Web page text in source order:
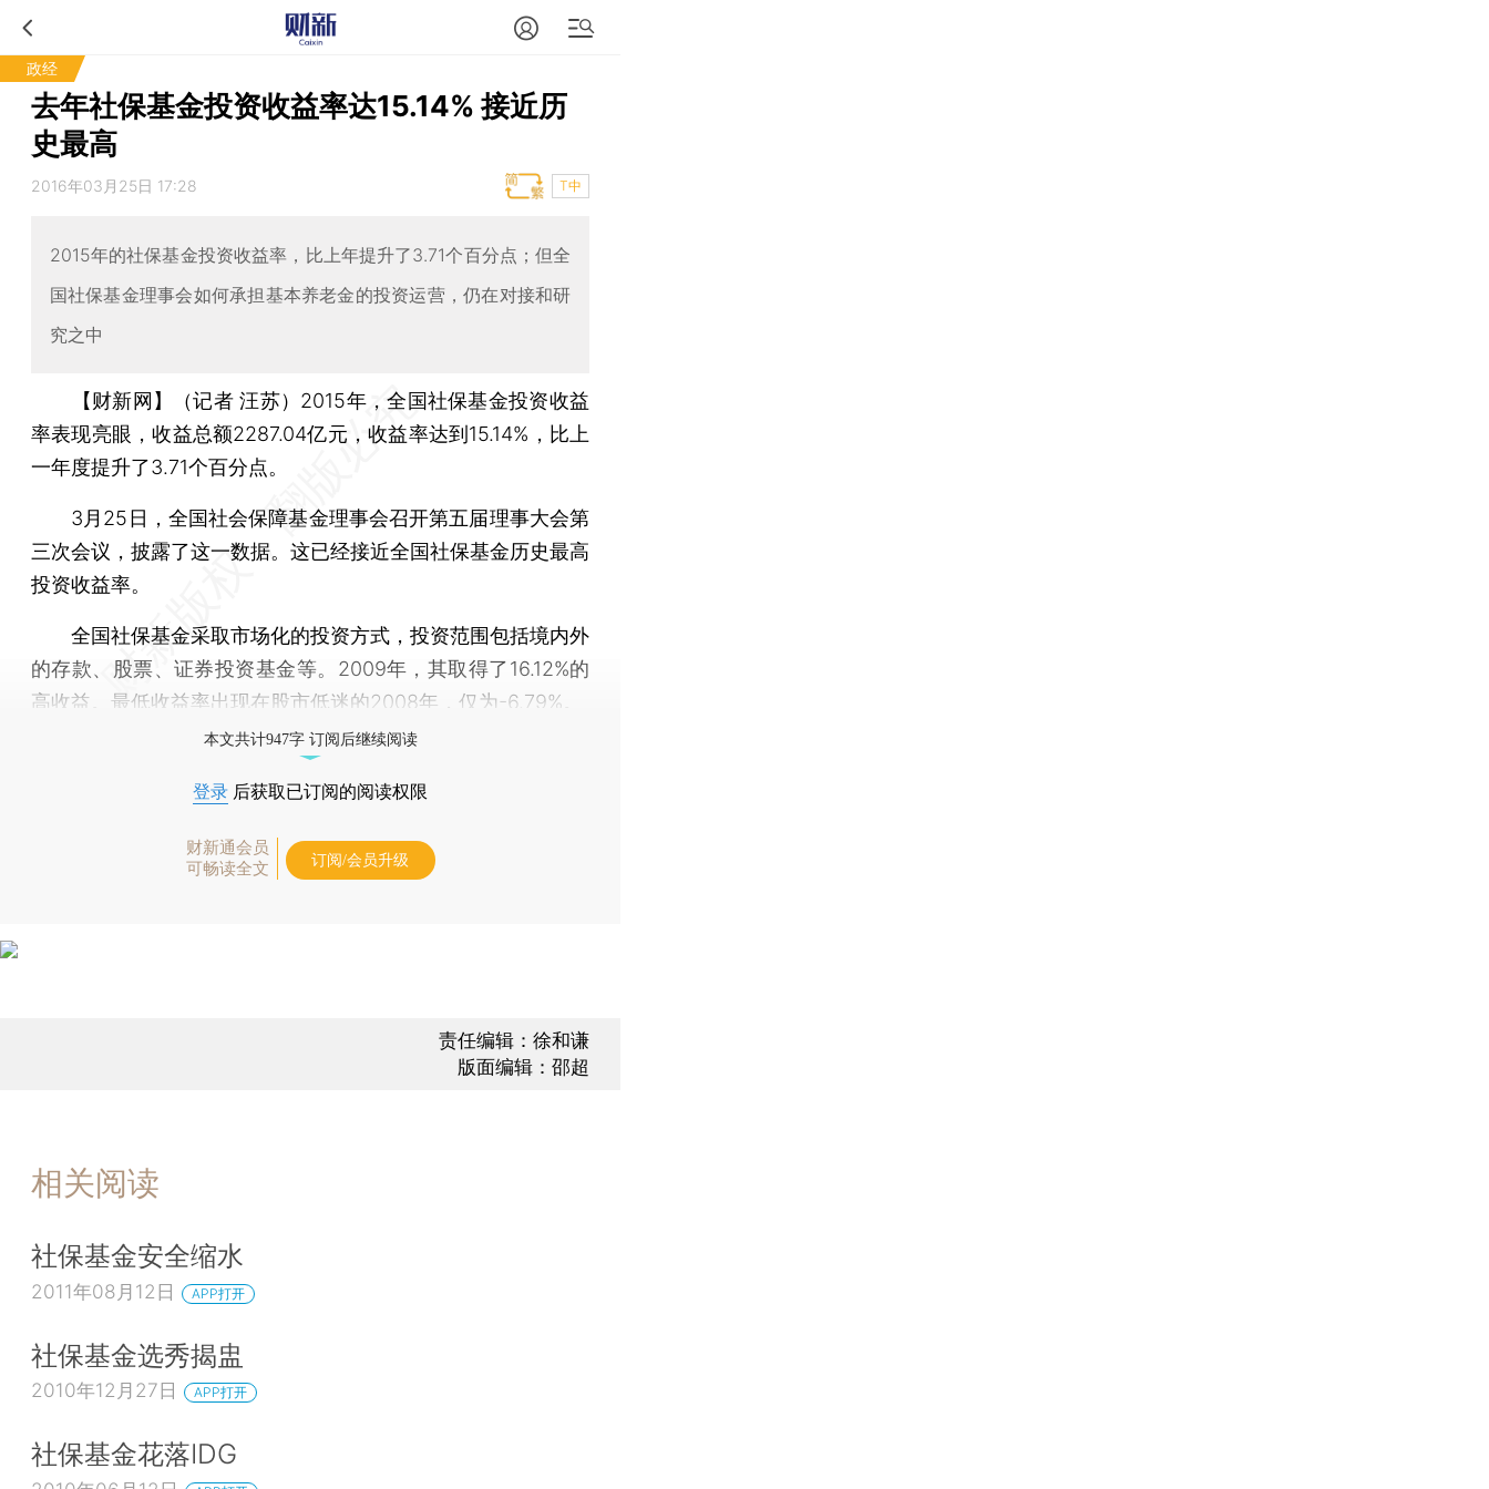
政经
去年社保基金投资收益率达15.14% 接近历
史最高
2016年03月25日 17:28 T中
2015年的社保基金投资收益率，比上年提升了3.71个百分点；但全
国社保基金理事会如何承担基本养老金的投资运营，仍在对接和研
究之中
【财新网】（记者 汪苏） 2015年，全国社保基金投资收益
率表现亮眼，收益总额2287.04亿元，收益率达到15.14%，比上
一年度提升了3.71个百分点。
3月25日，全国社会保障基金理事会召开第五届理事大会第
三次会议，披露了这一数据。这已经接近全国社保基金历史最高
投资收益率。
全国社保基金采取市场化的投资方式，投资范围包括境内外
的存款、股票、证券投资基金等。2009年，其取得了16.12%的
高收益。最低收益率出现在股市低迷的2008年，仅为-6.79%。
本文共计947字 订阅后继续阅读
登录 后获取已订阅的阅读权限
财新通会员
可畅读全文
订阅/会员升级
责任编辑：徐和谦
版面编辑：邵超
相关阅读
社保基金安全缩水
2011年08月12日 APP打开
社保基金选秀揭盅
2010年12月27日 APP打开
社保基金花落IDG